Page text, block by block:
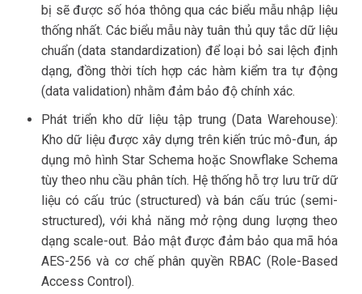
bị sẽ được số hóa thông qua các biểu mẫu nhập liệu
thống nhất. Các biểu mẫu này tuân thủ quy tắc dữ liệu
chuẩn (data standardization) để loại bỏ sai lệch định
dạng, đồng thời tích hợp các hàm kiểm tra tự động
(data validation) nhằm đảm bảo độ chính xác.
Phát triển kho dữ liệu tập trung (Data Warehouse):
Kho dữ liệu được xây dựng trên kiến trúc mô-đun, áp
dụng mô hình Star Schema hoặc Snowflake Schema
tùy theo nhu cầu phân tích. Hệ thống hỗ trợ lưu trữ dữ
liệu có cấu trúc (structured) và bán cấu trúc (semi-
structured), với khả năng mở rộng dung lượng theo
dạng scale-out. Bảo mật được đảm bảo qua mã hóa
AES-256 và cơ chế phân quyền RBAC (Role-Based
Access Control).